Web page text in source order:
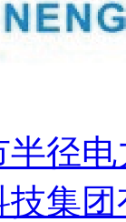
半径
技集